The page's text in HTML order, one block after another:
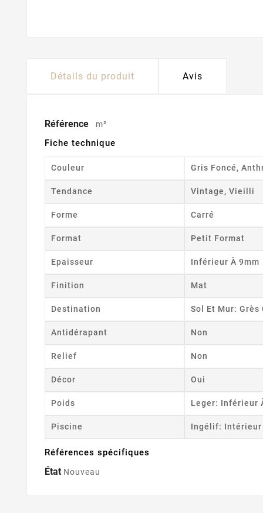
Détails du produit Avis
Référence m²
Fiche technique
Couleur Gris Foncé,
Tendance Vintage, Vieilli
Forme Carré
Format Petit Format
Epaisseur Inférieur À 9mm
Finition Mat
Destination Sol Et Mur: Grès
Antidérapant Non
Relief Non
Décor Oui
Poids Leger: Inférieur
Piscine Ingélif: Intérieur
Références spécifiques
État Nouveau